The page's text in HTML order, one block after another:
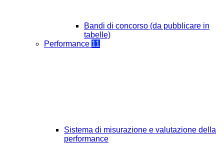
Bandi di concorso (da pubblicare in
tabelle)
Performance 11
Sistema di misurazione e valutazione della
performance